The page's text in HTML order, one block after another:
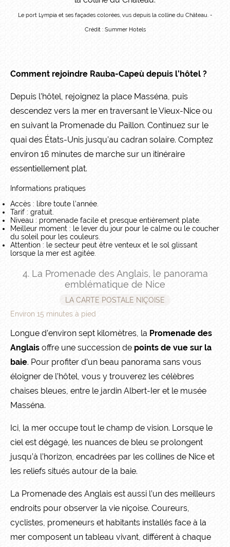
Le port Lympia et ses façades colorées, vus depuis la colline du Château. -
Crédit : Summer Hotels
Comment rejoindre Rauba-Capeù depuis l’hôtel ?
Depuis l’hôtel, rejoignez la place Masséna, puis
descendez vers la mer en traversant le Vieux-Nice ou
en suivant la Promenade du Paillon. Continuez sur le
quai des États-Unis jusqu’au cadran solaire. Comptez
environ 16 minutes de marche sur un itinéraire
essentiellement plat.
Informations pratiques
Accès : libre toute l’année.
Tarif : gratuit.
Niveau : promenade facile et presque entièrement plate.
Meilleur moment : le lever du jour pour le calme ou le coucher
du soleil pour les couleurs.
Attention : le secteur peut être venteux et le sol glissant
lorsque la mer est agitée.
4. La Promenade des Anglais, le panorama
emblématique de Nice
LA CARTE POSTALE NIÇOISE
Environ 15 minutes à pied
Longue d’environ sept kilomètres, la Promenade des
Anglais offre une succession de points de vue sur la
baie. Pour profiter d’un beau panorama sans vous
éloigner de l’hôtel, vous y trouverez les célèbres
chaises bleues, entre le jardin Albert-Ier et le musée
Masséna.
Ici, la mer occupe tout le champ de vision. Lorsque le
ciel est dégagé, les nuances de bleu se prolongent
jusqu’à l’horizon, encadrées par les collines de Nice et
les reliefs situés autour de la baie.
La Promenade des Anglais est aussi l’un des meilleurs
endroits pour observer la vie niçoise. Coureurs,
cyclistes, promeneurs et habitants installés face à la
mer composent un tableau vivant, différent à chaque